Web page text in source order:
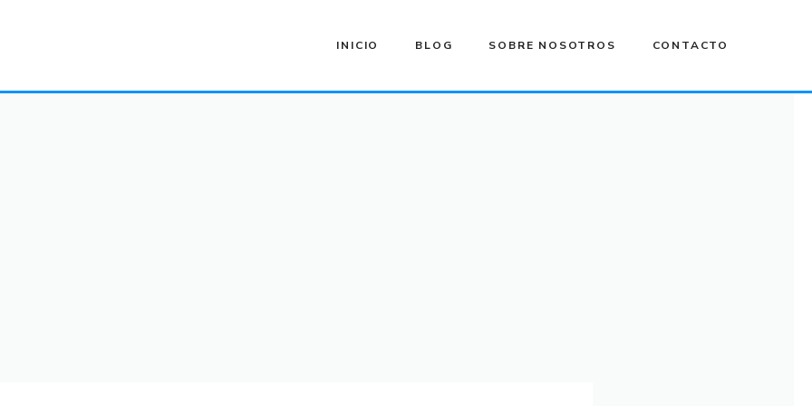
INICIO BLOG SOBRE NOSOTROS CONTACTO